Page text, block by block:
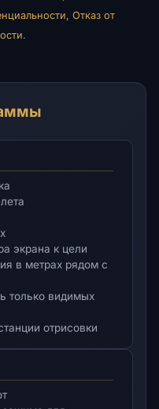
, Отказ от
.
экрана к цели
в метрах рядом с
только видимых
отрисовки